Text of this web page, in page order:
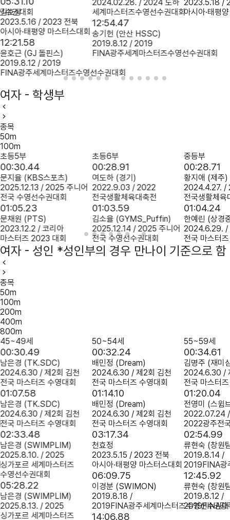
수권대회
김호상
2023.5.16 / 2023 전북
아시아·태평양 마스터스대회
12:21.58
윤호근 (GJ 돌핀스)
2019.8.12 / 2019
FINA광주세계마스터즈수영선수권대회
2024.02.28. / 2024 도하
세계마스터즈수영선수권대회
12:54.47
송기헌 (안산 HSSC)
2019.8.12 / 2019
FINA광주세계마스터즈수영선수권대회
2023.5.18 /
아시아·태평
여자 - 학생부
종목
50m
100m
초등5부
00:30.44
문지율 (KBS스포츠)
2025.12.13 / 2025 주니어
전국 수영선수권대회
01:05.23
문채원 (PTS)
2023.12.2 / 코리아
마스터즈 2023 대회
초등6부
00:28.91
여도하 (경기)
2022.9.03 / 2022
전국생활체육대축전
01:03.59
김소율 (GYMS_Puffin)
2025.12.14 / 2025 주니어
전국 수영선수권대회
중등부
00:28.71
황지애 (제주)
2024.4.27. /
전국생활체육
01:04.24
한예린 (상경
2024.6.29. /
전국 마스터
여자 - 성인 *성인부의 경우 만나이 기준으로 함
종목
50m
100m
200m
400m
800m
45~49세
00:30.49
남은경 (TK.SDC)
2024.6.30 / 제2회 김천
전국 마스터즈 수영대회
01:07.58
남은경 (TK.SDC)
2024.6.30 / 제2회 김천
전국 마스터즈 수영대회
02:33.48
남은경 (SWIMPLIM)
2025.8.10. / 2025
싱가포르 세계마스터즈
수영선수권대회
05:28.22
남은경 (SWIMPLIM)
2025.8.13. / 2025
싱가포르 세계마스터즈
50~54세
00:32.24
배민정 (Dream)
2024.6.30 / 제2회 김천
전국 마스터즈 수영대회
01:14.10
배민정 (Dream)
2024.6.30 / 제2회 김천
전국 마스터즈 수영대회
03:17.34
천효정
2023.5.15 / 2023 전북
아시아·태평양 마스터스대회
06:09.75
이경분 (SWIMON)
2019.8.18 /
2019FINA광주세계마스터즈수영선수권
14:06.88
55~59세
00:34.61
김명주 (재미
2024.6.30 /
전국 마스터
01:20.04
전영미 (스윔
2022.07.24 /
2022광주전
02:54.99
류현숙 (창원
2019.8.14 /
2019FINA광
12:45.92
류현숙 (창원
2019.8.12 /
2019FINA광